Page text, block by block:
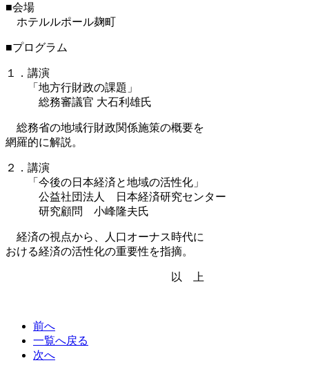
■会場
ホテルルポール麹町
■プログラム
１．講演
「地方行財政の課題」
総務審議官 大石利雄氏
総務省の地域行財政関係施策の概要を
網羅的に解説。
２．講演
「今後の日本経済と地域の活性化」
公益社団法人 日本経済研究センター
研究顧問 小峰隆夫氏
経済の視点から、人口オーナス時代に
おける経済の活性化の重要性を指摘。
以 上
前へ
一覧へ戻る
次へ